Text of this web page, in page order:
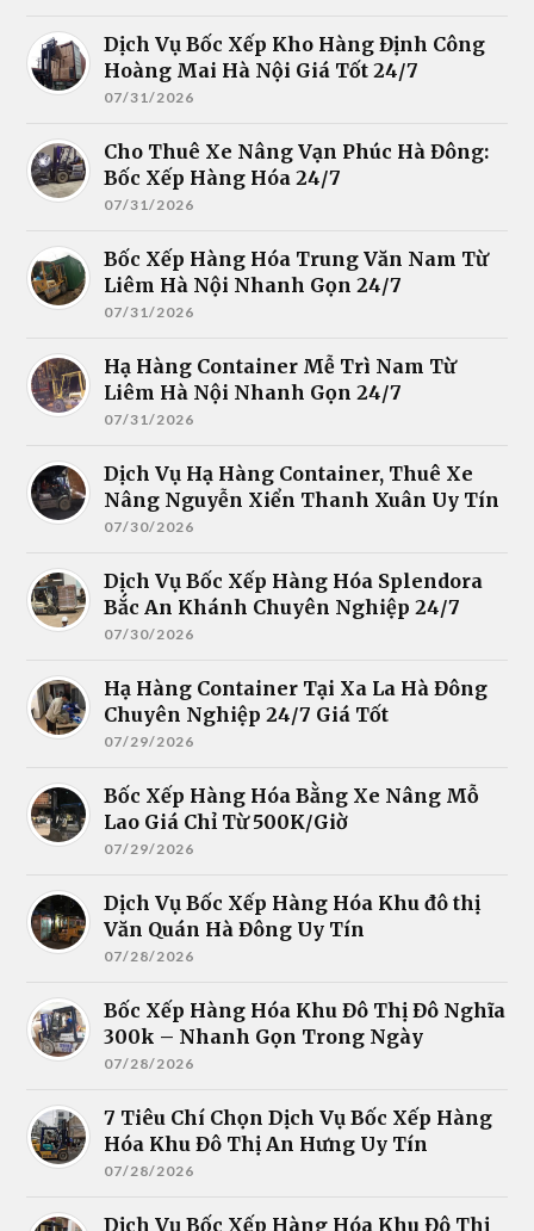
Dịch Vụ Bốc Xếp Kho Hàng Định Công
Hoàng Mai Hà Nội Giá Tốt 24/7
07/31/2026
Cho Thuê Xe Nâng Vạn Phúc Hà Đông:
Bốc Xếp Hàng Hóa 24/7
07/31/2026
Bốc Xếp Hàng Hóa Trung Văn Nam Từ
Liêm Hà Nội Nhanh Gọn 24/7
07/31/2026
Hạ Hàng Container Mễ Trì Nam Từ
Liêm Hà Nội Nhanh Gọn 24/7
07/31/2026
Dịch Vụ Hạ Hàng Container, Thuê Xe
Nâng Nguyễn Xiển Thanh Xuân Uy Tín
07/30/2026
Dịch Vụ Bốc Xếp Hàng Hóa Splendora
Bắc An Khánh Chuyên Nghiệp 24/7
07/30/2026
Hạ Hàng Container Tại Xa La Hà Đông
Chuyên Nghiệp 24/7 Giá Tốt
07/29/2026
Bốc Xếp Hàng Hóa Bằng Xe Nâng Mỗ
Lao Giá Chỉ Từ 500K/Giờ
07/29/2026
Dịch Vụ Bốc Xếp Hàng Hóa Khu đô thị
Văn Quán Hà Đông Uy Tín
07/28/2026
Bốc Xếp Hàng Hóa Khu Đô Thị Đô Nghĩa
300k – Nhanh Gọn Trong Ngày
07/28/2026
7 Tiêu Chí Chọn Dịch Vụ Bốc Xếp Hàng
Hóa Khu Đô Thị An Hưng Uy Tín
07/28/2026
Dịch Vụ Bốc Xếp Hàng Hóa Khu Đô Thị